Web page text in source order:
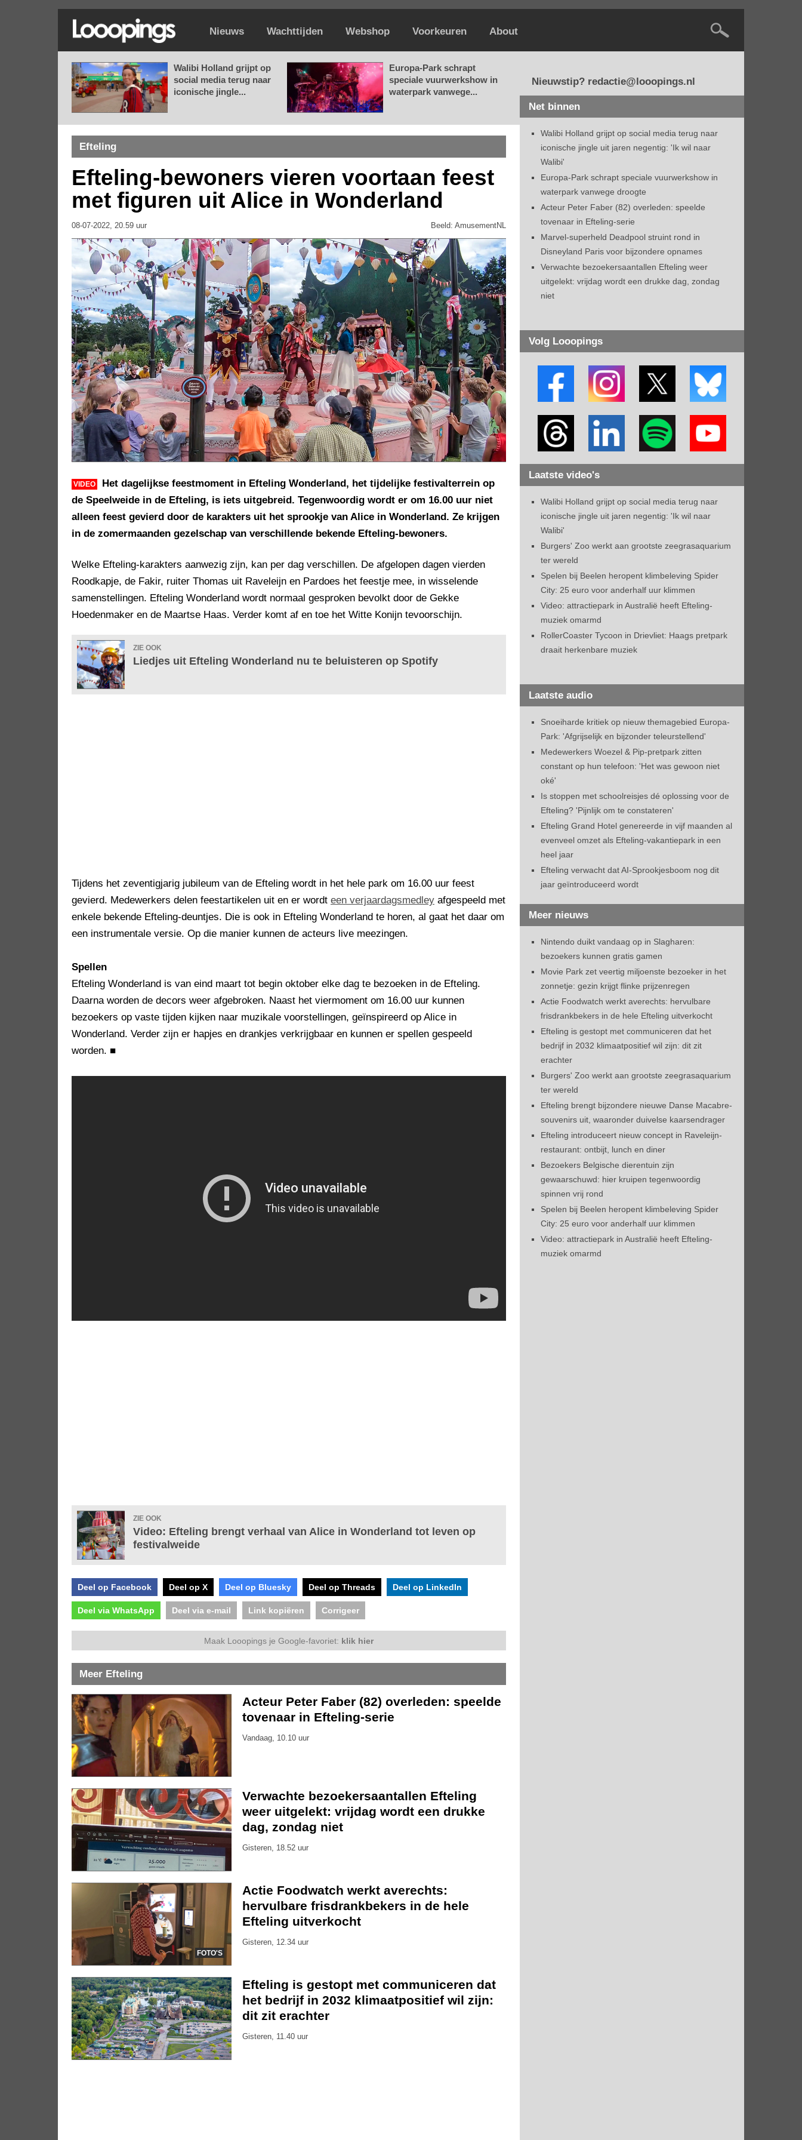
Nieuws Wachttijden Webshop Voorkeuren About
Walibi Holland grijpt op
social media terug naar
iconische jingle...
Europa-Park schrapt
speciale vuurwerkshow in
waterpark vanwege...
Efteling
Efteling-bewoners vieren voortaan feest
met figuren uit Alice in Wonderland
08-07-2022, 20.59 uur Beeld: AmusementNL
VIDEO
Het dagelijkse feestmoment in Efteling Wonderland, het tijdelijke festivalterrein op
de Speelweide in de Efteling, is iets uitgebreid. Tegenwoordig wordt er om 16.00 uur niet
alleen feest gevierd door de karakters uit het sprookje van Alice in Wonderland. Ze krijgen
in de zomermaanden gezelschap van verschillende bekende Efteling-bewoners.
Welke Efteling-karakters aanwezig zijn, kan per dag verschillen. De afgelopen dagen vierden
Roodkapje, de Fakir, ruiter Thomas uit Raveleijn en Pardoes het feestje mee, in wisselende
samenstellingen. Efteling Wonderland wordt normaal gesproken bevolkt door de Gekke
Hoedenmaker en de Maartse Haas. Verder komt af en toe het Witte Konijn tevoorschijn.
ZIE OOK
Liedjes uit Efteling Wonderland nu te beluisteren op Spotify
Tijdens het zeventigjarig jubileum van de Efteling wordt in het hele park om 16.00 uur feest
gevierd. Medewerkers delen feestartikelen uit en er wordt een verjaardagsmedley afgespeeld met
enkele bekende Efteling-deuntjes. Die is ook in Efteling Wonderland te horen, al gaat het daar om
een instrumentale versie. Op die manier kunnen de acteurs live meezingen.
Spellen
Efteling Wonderland is van eind maart tot begin oktober elke dag te bezoeken in de Efteling.
Daarna worden de decors weer afgebroken. Naast het viermoment om 16.00 uur kunnen
bezoekers op vaste tijden kijken naar muzikale voorstellingen, geïnspireerd op Alice in
Wonderland. Verder zijn er hapjes en drankjes verkrijgbaar en kunnen er spellen gespeeld
worden. ■
ZIE OOK
Video: Efteling brengt verhaal van Alice in Wonderland tot leven op
festivalweide
Deel op Facebook Deel op X Deel op Bluesky Deel op Threads Deel op LinkedIn
Deel via WhatsApp Deel via e-mail Link kopiëren Corrigeer
Maak Looopings je Google-favoriet: klik hier
Meer Efteling
Acteur Peter Faber (82) overleden: speelde
tovenaar in Efteling-serie
Vandaag, 10.10 uur
Verwachte bezoekersaantallen Efteling
weer uitgelekt: vrijdag wordt een drukke
dag, zondag niet
Gisteren, 18.52 uur
FOTO'S
Actie Foodwatch werkt averechts:
hervulbare frisdrankbekers in de hele
Efteling uitverkocht
Gisteren, 12.34 uur
Efteling is gestopt met communiceren dat
het bedrijf in 2032 klimaatpositief wil zijn:
dit zit erachter
Gisteren, 11.40 uur
Nieuwstip? redactie@looopings.nl
Net binnen
Walibi Holland grijpt op social media terug naar
iconische jingle uit jaren negentig: 'Ik wil naar
Walibi'
Europa-Park schrapt speciale vuurwerkshow in
waterpark vanwege droogte
Acteur Peter Faber (82) overleden: speelde
tovenaar in Efteling-serie
Marvel-superheld Deadpool struint rond in
Disneyland Paris voor bijzondere opnames
Verwachte bezoekersaantallen Efteling weer
uitgelekt: vrijdag wordt een drukke dag, zondag
niet
Volg Looopings
Laatste video's
Walibi Holland grijpt op social media terug naar
iconische jingle uit jaren negentig: 'Ik wil naar
Walibi'
Burgers' Zoo werkt aan grootste zeegrasaquarium
ter wereld
Spelen bij Beelen heropent klimbeleving Spider
City: 25 euro voor anderhalf uur klimmen
Video: attractiepark in Australië heeft Efteling-
muziek omarmd
RollerCoaster Tycoon in Drievliet: Haags pretpark
draait herkenbare muziek
Laatste audio
Snoeiharde kritiek op nieuw themagebied Europa-
Park: 'Afgrijselijk en bijzonder teleurstellend'
Medewerkers Woezel & Pip-pretpark zitten
constant op hun telefoon: 'Het was gewoon niet
oké'
Is stoppen met schoolreisjes dé oplossing voor de
Efteling? 'Pijnlijk om te constateren'
Efteling Grand Hotel genereerde in vijf maanden al
evenveel omzet als Efteling-vakantiepark in een
heel jaar
Efteling verwacht dat AI-Sprookjesboom nog dit
jaar geïntroduceerd wordt
Meer nieuws
Nintendo duikt vandaag op in Slagharen:
bezoekers kunnen gratis gamen
Movie Park zet veertig miljoenste bezoeker in het
zonnetje: gezin krijgt flinke prijzenregen
Actie Foodwatch werkt averechts: hervulbare
frisdrankbekers in de hele Efteling uitverkocht
Efteling is gestopt met communiceren dat het
bedrijf in 2032 klimaatpositief wil zijn: dit zit
erachter
Burgers' Zoo werkt aan grootste zeegrasaquarium
ter wereld
Efteling brengt bijzondere nieuwe Danse Macabre-
souvenirs uit, waaronder duivelse kaarsendrager
Efteling introduceert nieuw concept in Raveleijn-
restaurant: ontbijt, lunch en diner
Bezoekers Belgische dierentuin zijn
gewaarschuwd: hier kruipen tegenwoordig
spinnen vrij rond
Spelen bij Beelen heropent klimbeleving Spider
City: 25 euro voor anderhalf uur klimmen
Video: attractiepark in Australië heeft Efteling-
muziek omarmd